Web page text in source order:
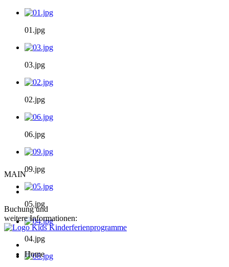
01.jpg
03.jpg
02.jpg
06.jpg
09.jpg
05.jpg
04.jpg
MAIN
Buchung und
weitere Informationen:
Home